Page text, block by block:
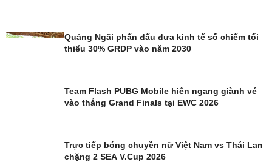
Sân khấu - Điện ảnh
Quảng Ngãi phấn đấu đưa kinh tế số chiếm tối
thiểu 30% GRDP vào năm 2030
Team Flash PUBG Mobile hiên ngang giành vé
vào thẳng Grand Finals tại EWC 2026
Trực tiếp bóng chuyền nữ Việt Nam vs Thái Lan
chặng 2 SEA V.Cup 2026